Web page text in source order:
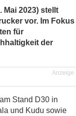
Mai 2023) stellt
vor. Im Fokus
für
der
Anzeige
Stand D30 in
und Kudu sowie